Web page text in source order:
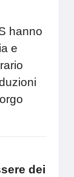
hanno
e
dei